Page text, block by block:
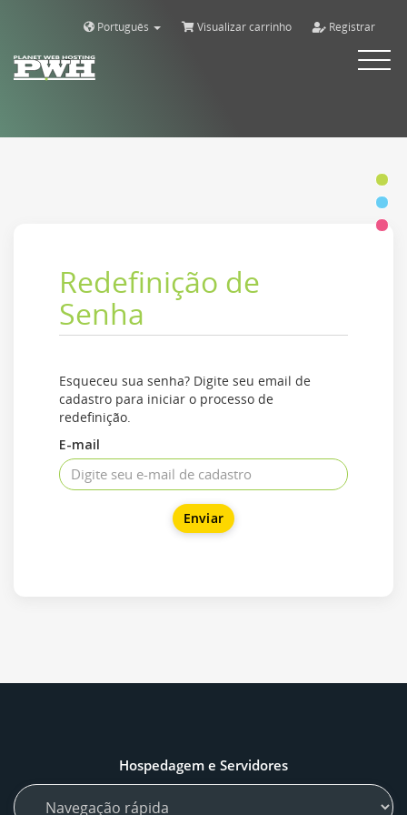
Português Visualizar carrinho Registrar
Alternar
Redefinição de
Senha
Esqueceu sua senha? Digite seu email de
cadastro para iniciar o processo de
redefinição.
E-mail
Enviar
Hospedagem e Servidores